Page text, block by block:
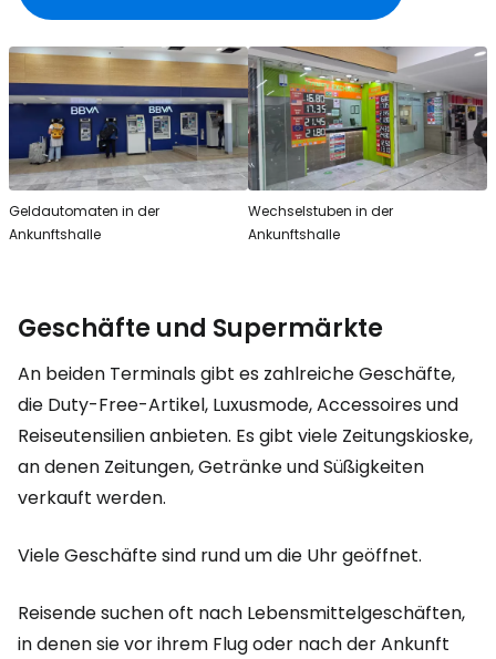
Geldautomaten in der
Ankunftshalle
Wechselstuben in der
Ankunftshalle
Geschäfte und Supermärkte
An beiden Terminals gibt es zahlreiche Geschäfte,
die Duty-Free-Artikel, Luxusmode, Accessoires und
Reiseutensilien anbieten. Es gibt viele Zeitungskioske,
an denen Zeitungen, Getränke und Süßigkeiten
verkauft werden.
Viele Geschäfte sind rund um die Uhr geöffnet.
Reisende suchen oft nach Lebensmittelgeschäften,
in denen sie vor ihrem Flug oder nach der Ankunft